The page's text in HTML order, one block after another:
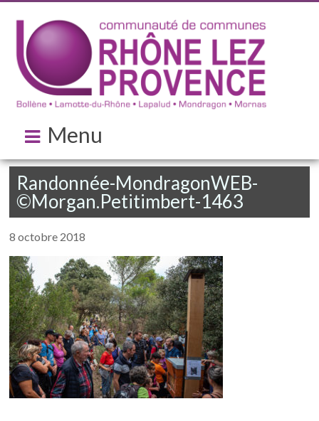
Menu
Randonnée-MondragonWEB-
©Morgan.Petitimbert-1463
8 octobre 2018